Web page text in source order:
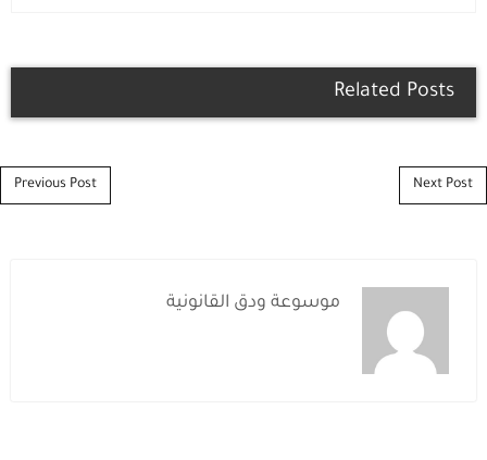
Related Posts
Post navigation
Previous Post Next Post
موسوعة ودق القانونية